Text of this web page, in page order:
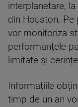
interplanetare,
din Houston. Pe
vor monitoriza
performanțele
limitate și
Informațiile
timp de un an